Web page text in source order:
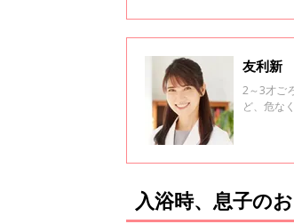
友利新
2～3才ご
ど、危な
入浴時、息子の